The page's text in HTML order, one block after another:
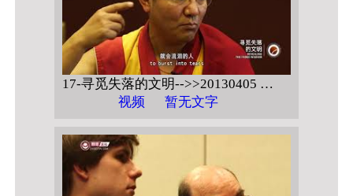
17-寻觅失落的文明-->>20130405 美国华盛顿乔治敦大学 【展望藏传佛教21世纪在全球的传播&禅修开示 禅修开示】
视频
暂无文字